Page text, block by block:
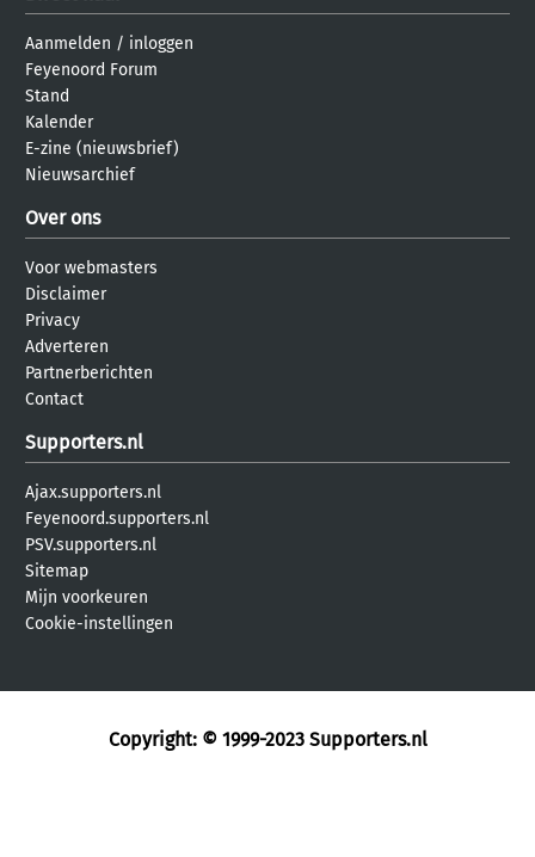
Aanmelden / inloggen
Feyenoord Forum
Stand
Kalender
E-zine (nieuwsbrief)
Nieuwsarchief
Over ons
Voor webmasters
Disclaimer
Privacy
Adverteren
Partnerberichten
Contact
Supporters.nl
Ajax.supporters.nl
Feyenoord.supporters.nl
PSV.supporters.nl
Sitemap
Mijn voorkeuren
Cookie-instellingen
Copyright: © 1999-2023 Supporters.nl